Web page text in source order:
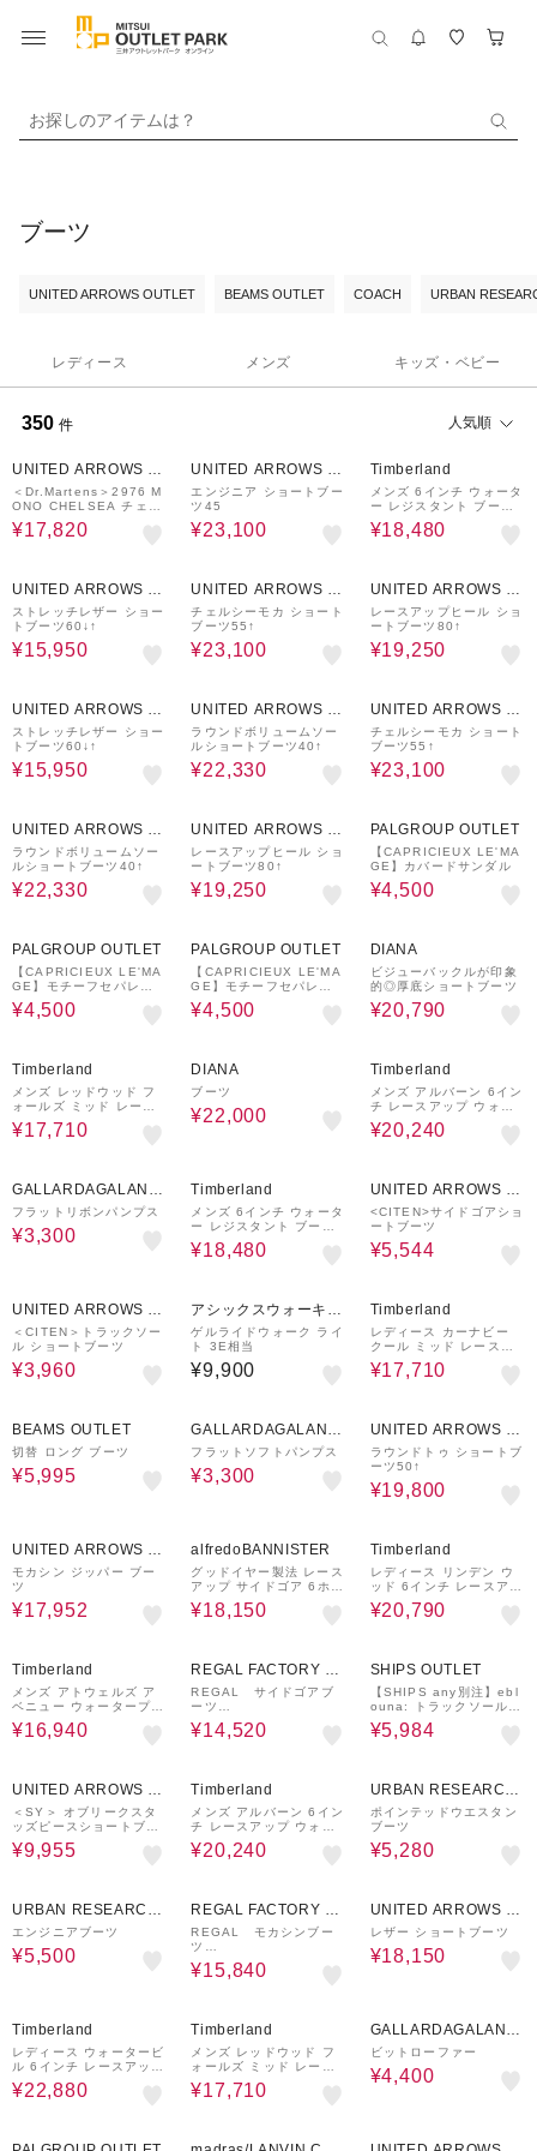
お探しのアイテムは？
ブーツ
UNITED ARROWS OUTLET BEAMS OUTLET COACH URBAN
レディース メンズ キッズ・ベビー
350 件 人気順
UNITED ARROWS O
UTLET
＜Dr.Martens＞2976 M
ONO CHELSEA チェル
シー レザー ブーツ
¥17,820
UNITED ARROWS O
UTLET
エンジニア ショートブー
ツ45
¥23,100
Timberland
メンズ 6インチ ウォータ
ー レジスタント ブーツ -
ウィート
¥18,480
UNITED ARROWS O
UTLET
ストレッチレザー ショー
トブーツ60↓↑
¥15,950
UNITED ARROWS O
UTLET
チェルシーモカ ショート
ブーツ55↑
¥23,100
UNITED ARROWS O
UTLET
レースアップヒール ショ
ートブーツ80↑
¥19,250
UNITED ARROWS O
UTLET
ストレッチレザー ショー
トブーツ60↓↑
¥15,950
UNITED ARROWS O
UTLET
ラウンドボリュームソー
ルショートブーツ40↑
¥22,330
UNITED ARROWS O
UTLET
チェルシーモカ ショート
ブーツ55↑
¥23,100
UNITED ARROWS O
UTLET
ラウンドボリュームソー
ルショートブーツ40↑
¥22,330
UNITED ARROWS O
UTLET
レースアップヒール ショ
ートブーツ80↑
¥19,250
PALGROUP OUTLET
【CAPRICIEUX LE'MA
GE】カバードサンダル
¥4,500
PALGROUP OUTLET
【CAPRICIEUX LE'MA
GE】モチーフセパレー
トトングサンダル
¥4,500
PALGROUP OUTLET
【CAPRICIEUX LE'MA
GE】モチーフセパレー
トトングサンダル
¥4,500
DIANA
ビジューバックルが印象
的◎厚底ショートブーツ
¥20,790
Timberland
メンズ レッドウッド フ
ォールズ ミッド レース
アップ ウォータープルー
フ チャッカ ブーツ - ウ
¥17,710
DIANA
ブーツ
¥22,000
Timberland
メンズ アルバーン 6イン
チ レースアップ ウォー
タープルーフ ブーツ - ミ
ディアムブラウン
¥20,240
GALLARDAGALANT
E
フラットリボンパンプス
¥3,300
Timberland
メンズ 6インチ ウォータ
ー レジスタント ブーツ -
ブラック
¥18,480
UNITED ARROWS O
UTLET
<CITEN>サイドゴアショ
ートブーツ
¥5,544
UNITED ARROWS O
UTLET
＜CITEN＞トラックソー
ル ショートブーツ
¥3,960
アシックスウォーキン
グ
ゲルライドウォーク ライ
ト 3E相当
¥9,900
Timberland
レディース カーナビー
クール ミッド レースア
ップ ブーツ － ウィート
¥17,710
BEAMS OUTLET
切替 ロング ブーツ
¥5,995
GALLARDAGALANT
E
フラットソフトパンプス
¥3,300
UNITED ARROWS O
UTLET
ラウンドトゥ ショートブ
ーツ50↑
¥19,800
UNITED ARROWS O
UTLET
モカシン ジッパー ブー
ツ
¥17,952
alfredoBANNISTER
グッドイヤー製法 レース
アップ サイドゴア 6ホー
ル プレーントゥ ダービ
ー ブ
¥18,150
Timberland
レディース リンデン ウ
ッド 6インチ レースアッ
プ ウォータープルーフ
ブーツ - ウィート
¥20,790
Timberland
メンズ アトウェルズ ア
ベニュー ウォータープル
ーフ チャッカ ブーツ
¥16,940
REGAL FACTORY ST
ORE
REGAL サイドゴアブ
ーツ
商品コード：50GLBB
¥14,520
SHIPS OUTLET
【SHIPS any別注】ebl
ouna: トラックソール
ロング ブーツ
¥5,984
UNITED ARROWS O
UTLET
＜SY＞ オブリークスタ
ッズピースショートブー
ツ70↑
¥9,955
Timberland
メンズ アルバーン 6イン
チ レースアップ ウォー
タープルーフ ブーツ - ブ
ラック
¥20,240
URBAN RESEARCH
ware house
ポインテッドウエスタン
ブーツ
¥5,280
URBAN RESEARCH
ware house
エンジニアブーツ
¥5,500
REGAL FACTORY ST
ORE
REGAL モカシンブー
ツ
商品コード：72ELBD
¥15,840
UNITED ARROWS O
UTLET
レザー ショートブーツ
¥18,150
Timberland
レディース ウォータービ
ル 6インチ レースアップ
ウォータープルーフ ブー
ツ - ウィート
¥22,880
Timberland
メンズ レッドウッド フ
ォールズ ミッド レース
アップ ウォータープルー
フ チャッカ ブーツ - ダ
¥17,710
GALLARDAGALANT
E
ビットローファー
¥4,400